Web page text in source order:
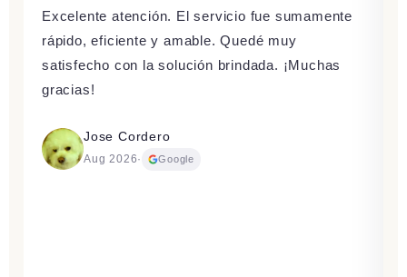
Excelente atención. El servicio fue sumamente
rápido, eficiente y amable. Quedé muy
satisfecho con la solución brindada. ¡Muchas
gracias!
Jose Cordero
Aug 2026· Google